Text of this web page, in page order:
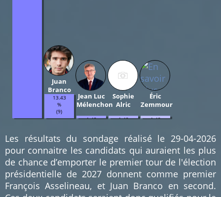
Juan
Branco
13.43
%
(9)
Jean Luc
Mélenchon
1.49
Sophie
Alric
1.49
Éric
Zemmour
1.49
Les résultats du sondage réalisé le 29-04-2026
pour connaitre les candidats qui auraient les plus
de chance d’emporter le premier tour de l'élection
présidentielle de 2027 donnent comme premier
François Asselineau, et Juan Branco en second.